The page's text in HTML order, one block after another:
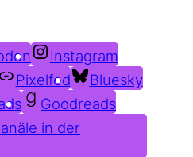
Instagram
Pixelfed
Bluesky
Goodreads
in der